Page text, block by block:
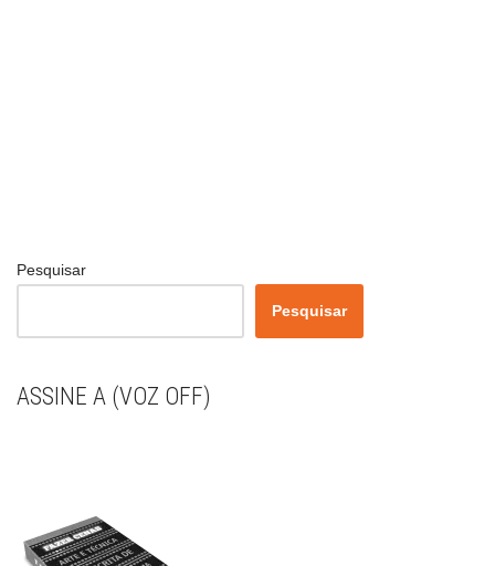
Pesquisar
Pesquisar
ASSINE A (VOZ OFF)